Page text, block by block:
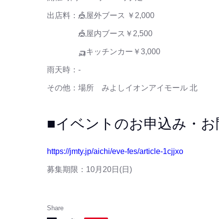
出店料：🎪屋外ブース ￥2,000
🎪屋内ブース￥2,500
🛺キッチンカー￥3,000
雨天時：-
その他：場所 みよしイオンアイモール 北
■イベントのお申込み・
https://jmty.jp/aichi/eve-fes/article-1cjjxo
募集期限：10月20日(日)
Share